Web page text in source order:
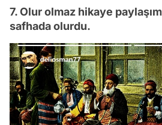
7. Olur olmaz hikaye
safhada olurdu.